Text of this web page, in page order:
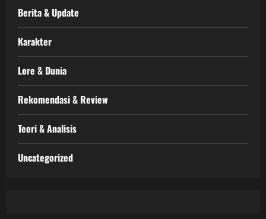
Berita & Update
Karakter
Lore & Dunia
Rekomendasi & Review
Teori & Analisis
Uncategorized